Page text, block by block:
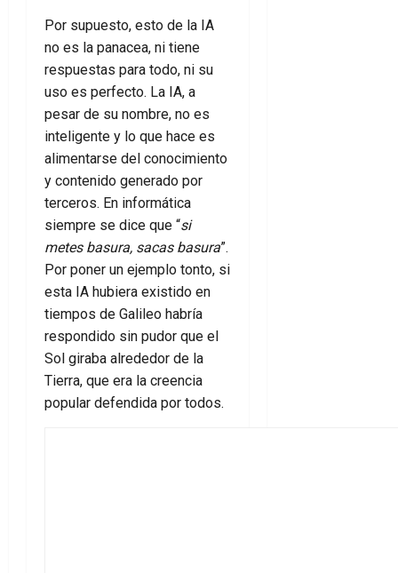
Por supuesto, esto de la IA
no es la panacea, ni tiene
respuestas para todo, ni su
uso es perfecto. La IA, a
pesar de su nombre, no es
inteligente y lo que hace es
alimentarse del conocimiento
y contenido generado por
terceros. En informática
siempre se dice que “si
metes basura, sacas basura”.
Por poner un ejemplo tonto, si
esta IA hubiera existido en
tiempos de Galileo habría
respondido sin pudor que el
Sol giraba alrededor de la
Tierra, que era la creencia
popular defendida por todos.